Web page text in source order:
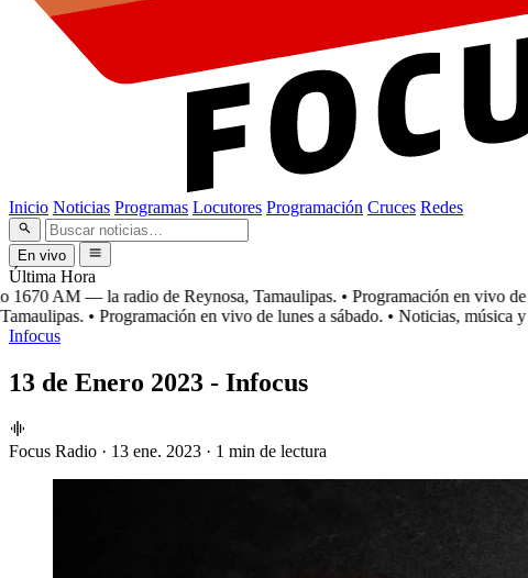
Inicio Noticias Programas Locutores Programación Cruces Redes
En vivo
Última Hora
AM — la radio de Reynosa, Tamaulipas. • Programación en vivo de
• Programación en vivo de lunes a sábado. • Noticias, música y
Infocus
13 de Enero 2023 - Infocus
Focus Radio · 13 ene. 2023 · 1 min de lectura